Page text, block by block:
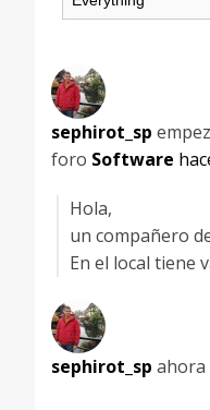
sephirot_sp
foro Software
Hola,
un compañero
En el local tiene
sephirot_sp ahora